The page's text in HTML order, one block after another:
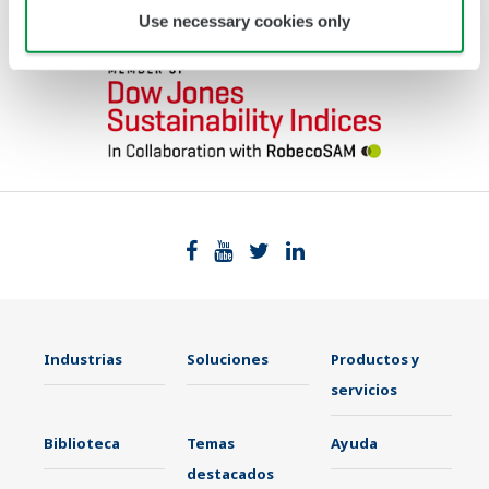
Use necessary cookies only
ciudadanía con el valor de innovar."
Industrias Soluciones
Productos y
servicios
Biblioteca
Temas
destacados
Ayuda